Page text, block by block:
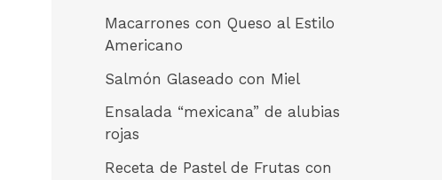
Macarrones con Queso al Estilo
Americano
Salmón Glaseado con Miel
Ensalada “mexicana” de alubias
rojas
Receta de Pastel de Frutas con